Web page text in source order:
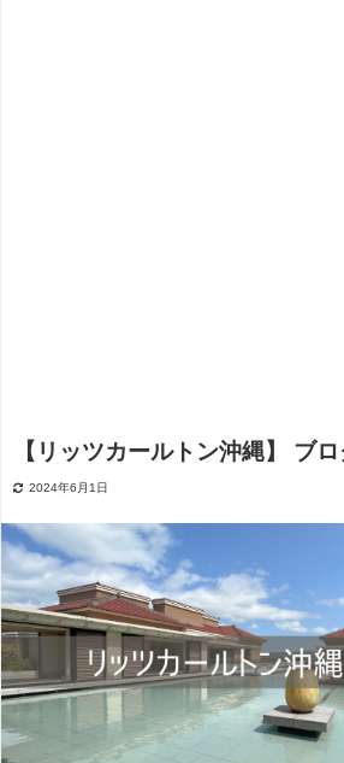
【リッツカールトン沖縄】 ブ
2024年6月1日